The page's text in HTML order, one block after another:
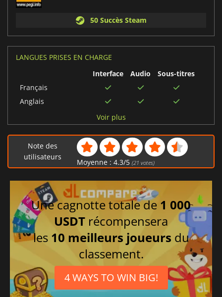
50 Succès Steam
LANGUES PRISES EN CHARGE
Interface
Audio
Sous-titres
Français
Anglais
Espagnol
Coréen
Polonais
Allemand
Chinois traditionnel
Arabe
Tchèque
Japonais
Portugais brésilien
Russe
Espagnol mexicain
Voir plus
Note des
utilisateurs
Moyenne : 4.3/5 (21 votes)
Une cagnotte totale de 1 000
USDT récompensera
les 10 meilleurs joueurs du
classement.
4 WAYS TO WIN BIG!